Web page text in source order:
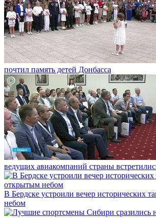
почтил память детей Донбасса
ведущих авиакомпаний страны
В Бердске устроили вечер исторических
небом